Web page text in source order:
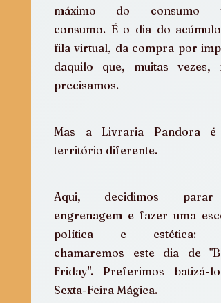
máximo do consumo
consumo. É o dia do
fila virtual, da compra por
daquilo que, muitas vezes,
precisamos.
Mas a Livraria Pandora é
território diferente.
Aqui, decidimos
engrenagem e fazer uma
política e estética:
chamaremos este dia de
Friday". Preferimos batizá-lo
Sexta-Feira Mágica.